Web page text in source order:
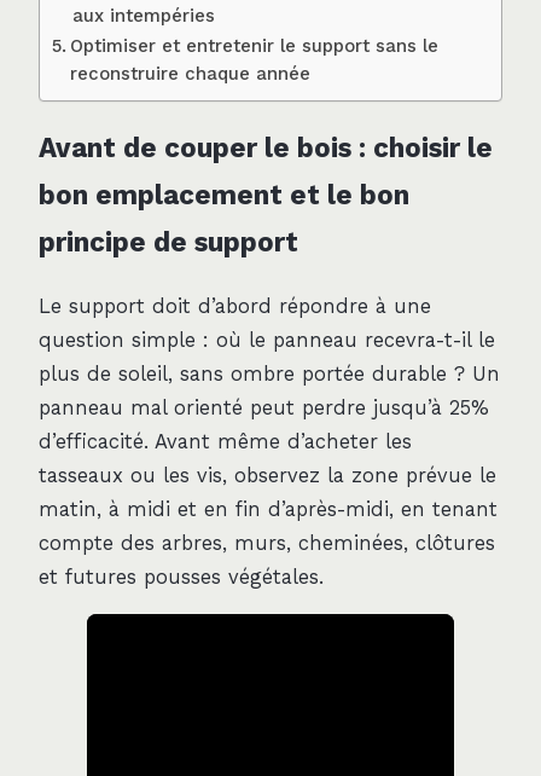
aux intempéries
Optimiser et entretenir le support sans le
reconstruire chaque année
Avant de couper le bois : choisir le
bon emplacement et le bon
principe de support
Le support doit d’abord répondre à une
question simple : où le panneau recevra-t-il le
plus de soleil, sans ombre portée durable ? Un
panneau mal orienté peut perdre jusqu’à 25%
d’efficacité. Avant même d’acheter les
tasseaux ou les vis, observez la zone prévue le
matin, à midi et en fin d’après-midi, en tenant
compte des arbres, murs, cheminées, clôtures
et futures pousses végétales.